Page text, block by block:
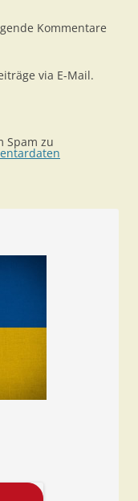
Kommentare
via E-Mail.
Spam zu